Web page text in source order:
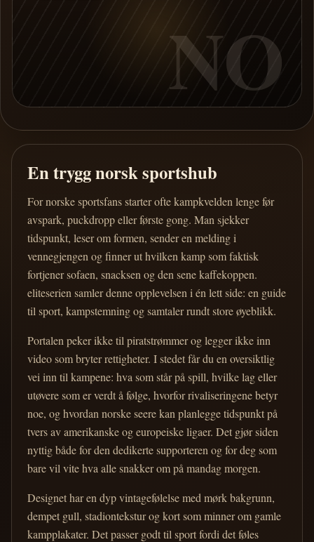
NO
En trygg norsk sportshub
For norske sportsfans starter ofte kampkvelden lenge før
avspark, puckdropp eller første gong. Man sjekker
tidspunkt, leser om formen, sender en melding i
vennegjengen og finner ut hvilken kamp som faktisk
fortjener sofaen, snacksen og den sene kaffekoppen.
eliteserien samler denne opplevelsen i én lett side: en guide
til sport, kampstemning og samtaler rundt store øyeblikk.
Portalen peker ikke til piratstrømmer og legger ikke inn
video som bryter rettigheter. I stedet får du en oversiktlig
vei inn til kampene: hva som står på spill, hvilke lag eller
utøvere som er verdt å følge, hvorfor rivaliseringene betyr
noe, og hvordan norske seere kan planlegge tidspunkt på
tvers av amerikanske og europeiske ligaer. Det gjør siden
nyttig både for den dedikerte supporteren og for deg som
bare vil vite hva alle snakker om på mandag morgen.
Designet har en dyp vintagefølelse med mørk bakgrunn,
dempet gull, stadiontekstur og kort som minner om gamle
kampplakater. Det passer godt til sport fordi det føles